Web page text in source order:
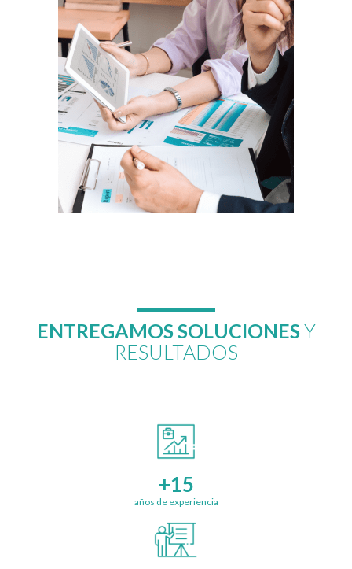
ENTREGAMOS SOLUCIONESY
RESULTADOS
+15
años de experiencia